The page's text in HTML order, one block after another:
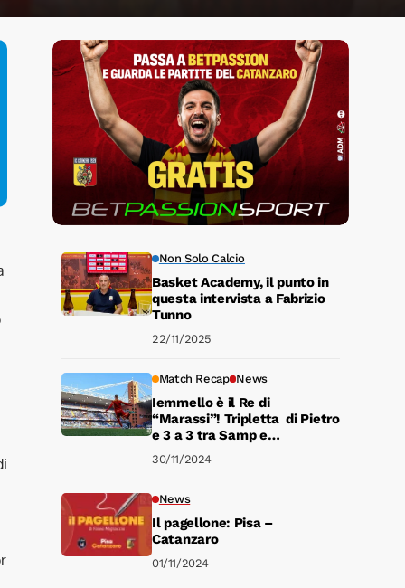
Non Solo Calcio
Basket Academy, il punto in
questa intervista a Fabrizio
Tunno
22/11/2025
Match Recap News
Iemmello è il Re di
“Marassi”! Tripletta di Pietro
e 3 a 3 tra Samp e
Catanzaro
30/11/2024
News
Il pagellone: Pisa –
Catanzaro
01/11/2024